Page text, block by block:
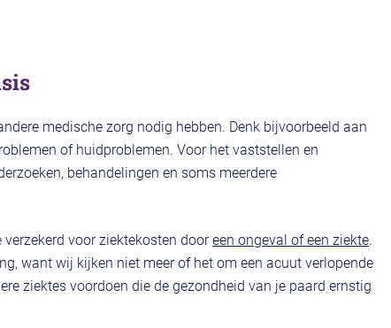
medische zorg nodig hebben. Denk bijvoorbeeld aan
of huidproblemen. Voor het vaststellen en
behandelingen en soms meerdere
verzekerd voor ziektekosten dooreen ongeval of een ziekte.
want wij kijken niet meer of het om een acuut verlopende
ziektes voordoen die de gezondheid van je paard ernstig